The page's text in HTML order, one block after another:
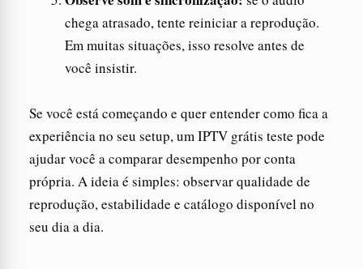
chega atrasado, tente reiniciar a reprodução.
Em muitas situações, isso resolve antes de
você insistir.
Se você está começando e quer entender como fica a
experiência no seu setup, um IPTV grátis teste pode
ajudar você a comparar desempenho por conta
própria. A ideia é simples: observar qualidade de
reprodução, estabilidade e catálogo disponível no
seu dia a dia.